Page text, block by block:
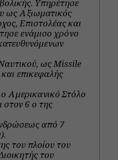
Υπηρέτησε
ως Αξιωματικός
Επιστολέας και
ενάμισο χρόνο
ως Missile
επικεφαλής
Αμερικανικό Στόλο
στον 6 ο της
από 7
του πλοίου του
του